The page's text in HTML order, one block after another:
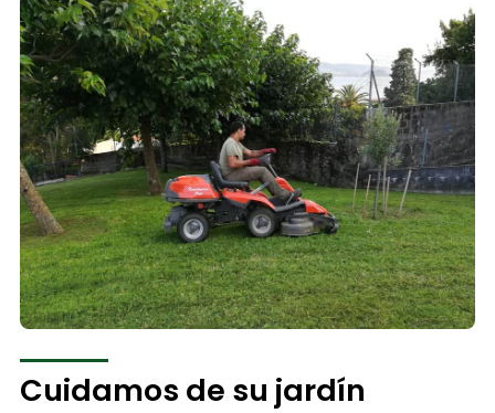
Cuidamos de su jardín